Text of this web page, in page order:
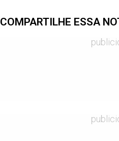
COMPARTILHE ESSA